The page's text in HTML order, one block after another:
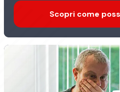
Scopri come